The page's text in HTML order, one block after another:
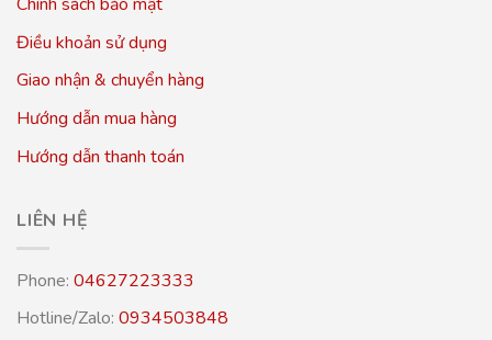
Điều khoản sử dụng
Giao nhận & chuyển hàng
Hướng dẫn mua hàng
Hướng dẫn thanh toán
LIÊN HỆ
Phone: 04627223333
Hotline/Zalo: 0934503848